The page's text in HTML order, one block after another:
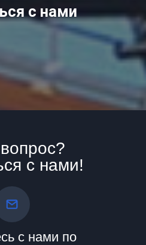
с нами
с нами!
с нами по